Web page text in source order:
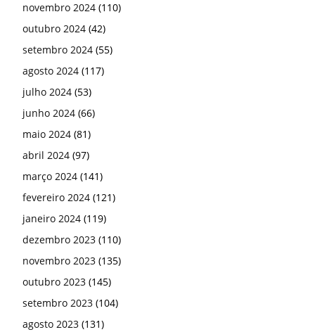
novembro 2024 (110)
outubro 2024 (42)
setembro 2024 (55)
agosto 2024 (117)
julho 2024 (53)
junho 2024 (66)
maio 2024 (81)
abril 2024 (97)
março 2024 (141)
fevereiro 2024 (121)
janeiro 2024 (119)
dezembro 2023 (110)
novembro 2023 (135)
outubro 2023 (145)
setembro 2023 (104)
agosto 2023 (131)